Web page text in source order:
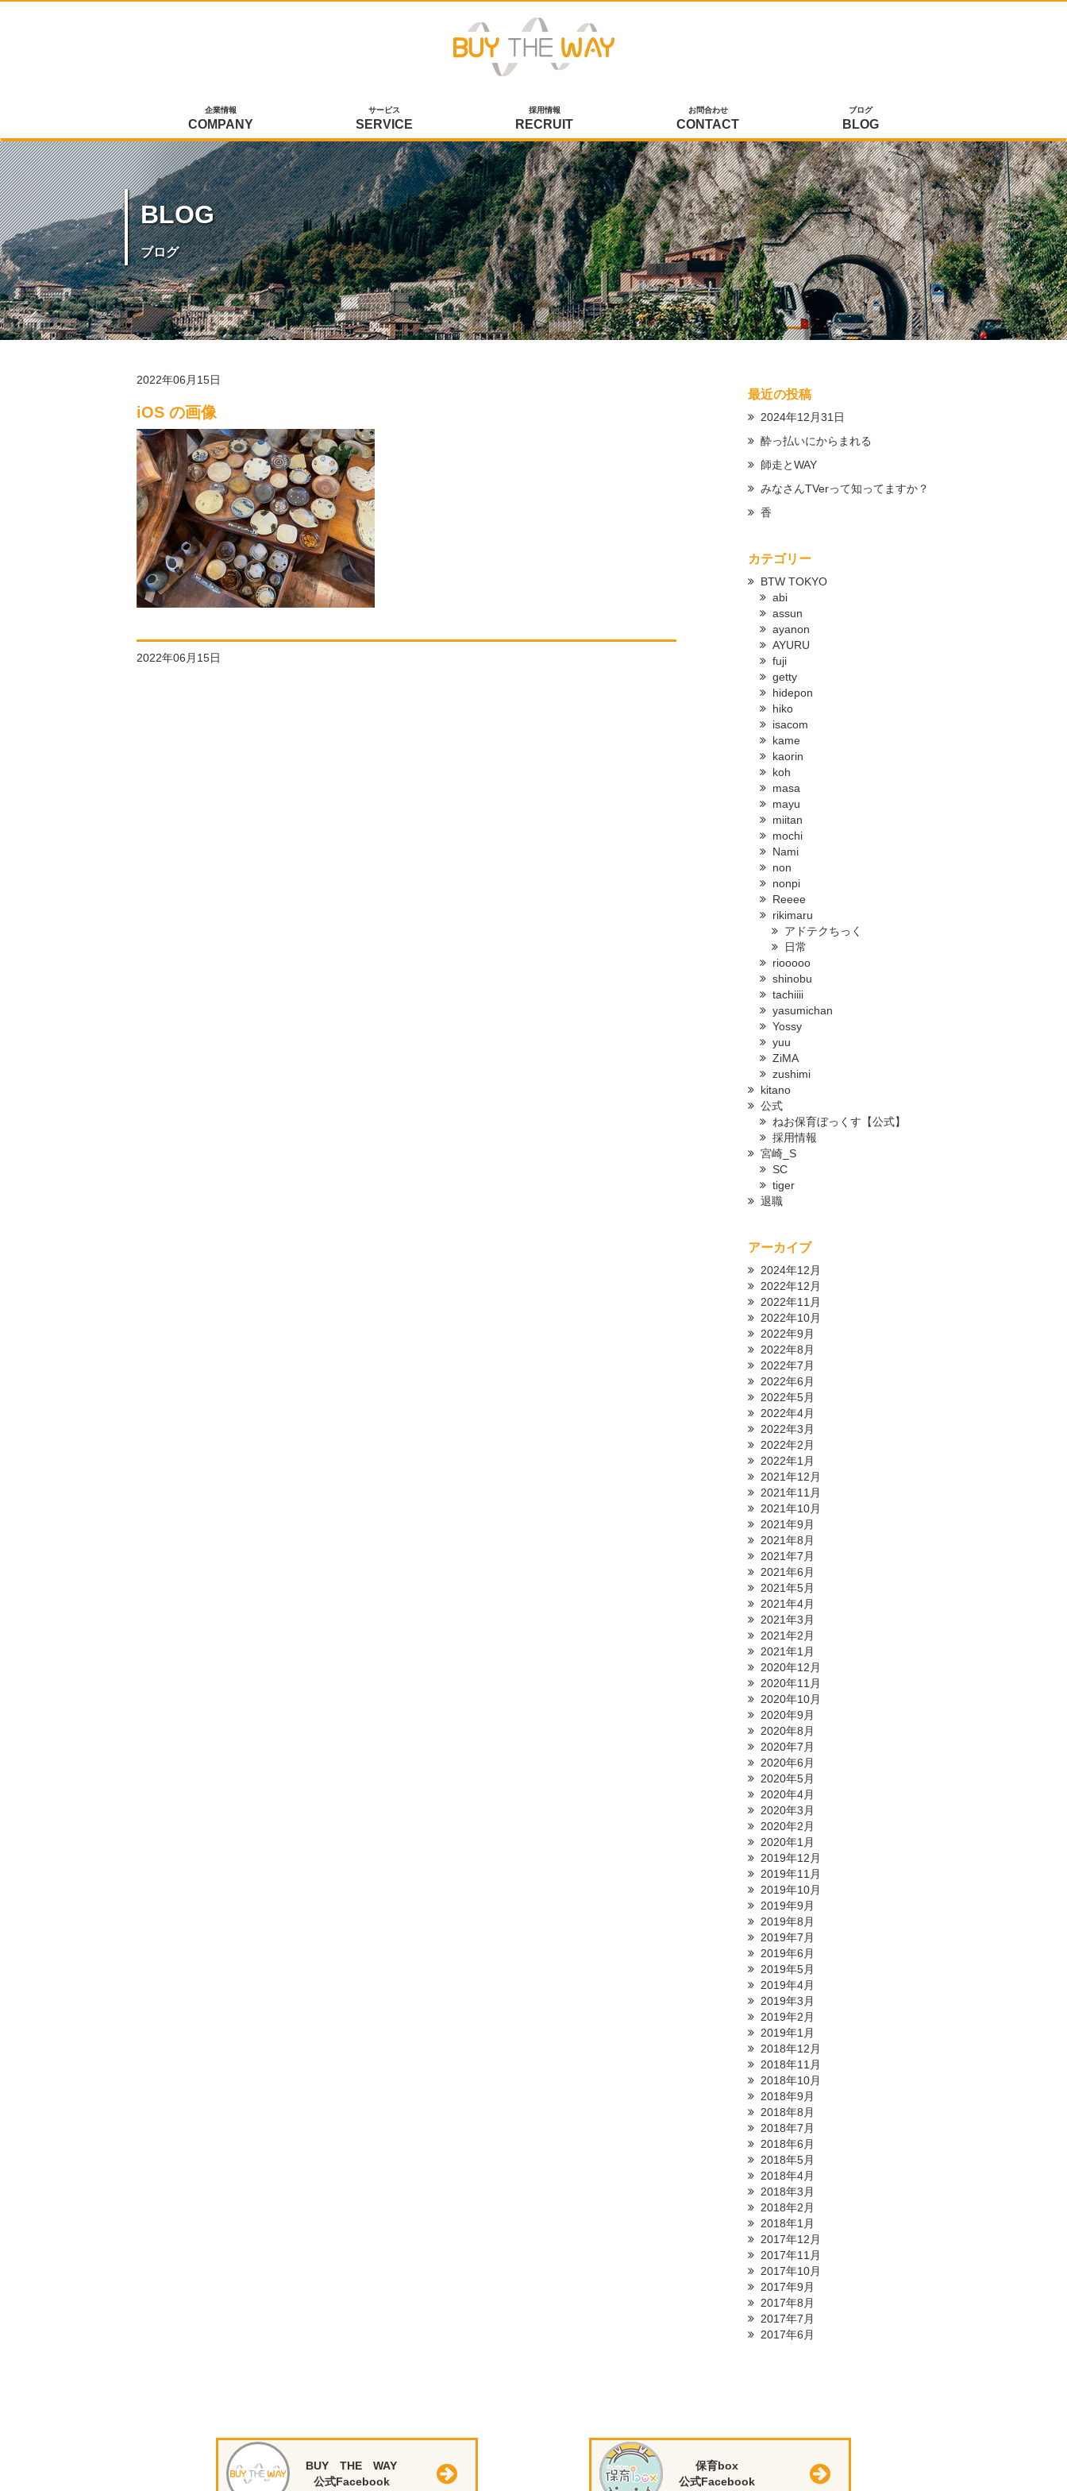
企業情報
COMPANY
サービス
SERVICE
採用情報
RECRUIT
お問合わせ
CONTACT
ブログ
BLOG
BLOG
ブログ
2022年06月15日
iOS の画像
2022年06月15日
最近の投稿
2024年12月31日
酔っ払いにからまれる
師走とWAY
みなさんTVerって知ってますか？
香
カテゴリー
BTW TOKYO
abi
assun
ayanon
AYURU
fuji
getty
hidepon
hiko
isacom
kame
kaorin
koh
masa
mayu
miitan
mochi
Nami
non
nonpi
Reeee
rikimaru
アドテクちっく
日常
riooooo
shinobu
tachiiii
yasumichan
Yossy
yuu
ZiMA
zushimi
kitano
公式
ねお保育ぼっくす【公式】
採用情報
宮崎_S
SC
tiger
退職
アーカイブ
2024年12月
2022年12月
2022年11月
2022年10月
2022年9月
2022年8月
2022年7月
2022年6月
2022年5月
2022年4月
2022年3月
2022年2月
2022年1月
2021年12月
2021年11月
2021年10月
2021年9月
2021年8月
2021年7月
2021年6月
2021年5月
2021年4月
2021年3月
2021年2月
2021年1月
2020年12月
2020年11月
2020年10月
2020年9月
2020年8月
2020年7月
2020年6月
2020年5月
2020年4月
2020年3月
2020年2月
2020年1月
2019年12月
2019年11月
2019年10月
2019年9月
2019年8月
2019年7月
2019年6月
2019年5月
2019年4月
2019年3月
2019年2月
2019年1月
2018年12月
2018年11月
2018年10月
2018年9月
2018年8月
2018年7月
2018年6月
2018年5月
2018年4月
2018年3月
2018年2月
2018年1月
2017年12月
2017年11月
2017年10月
2017年9月
2017年8月
2017年7月
2017年6月
BUY THE WAY
公式Facebook
保育box
公式Facebook